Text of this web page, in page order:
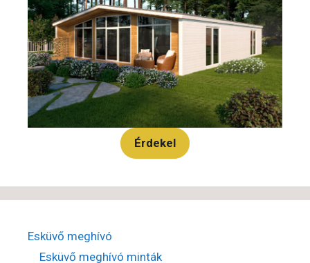
Érdekel
Esküvő meghívó
Esküvő meghívó minták